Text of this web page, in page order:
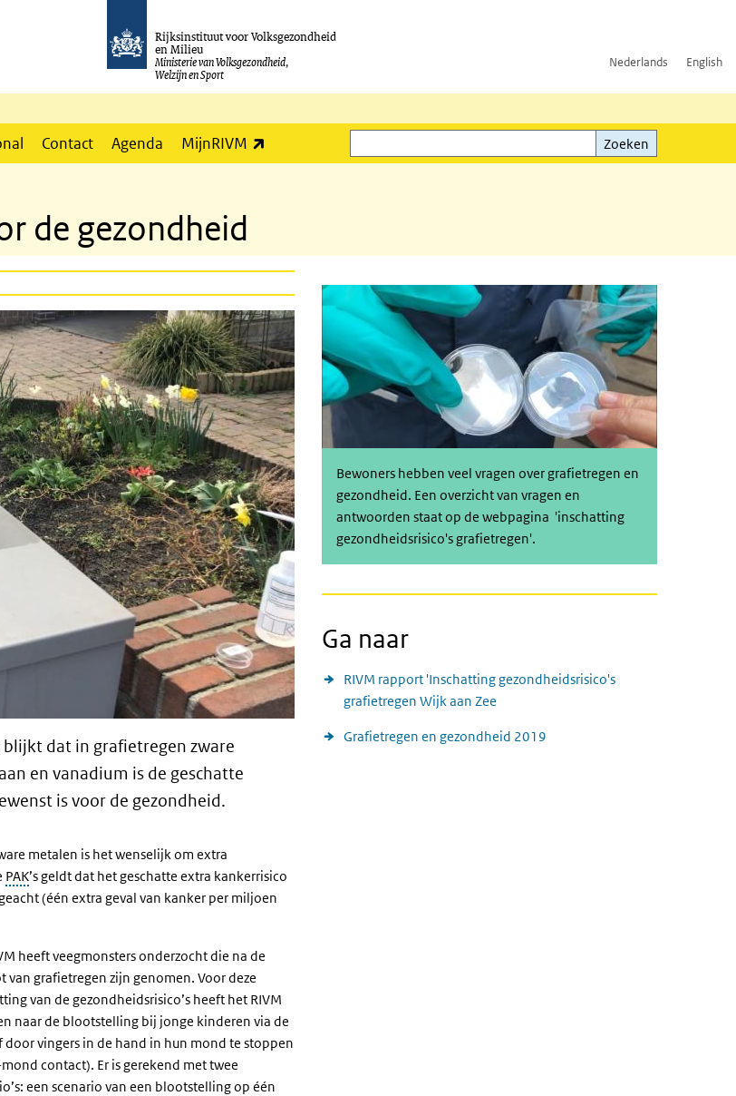
Rijksinstituut voor Volksgezondheid
en Milieu
Ministerie van Volksgezondheid,
Welzijn en Sport
Nederlands English
Contact Agenda MijnRIVM
Zoeken
Zoeken
de gezondheid
dat in grafietregen zware
en vanadium is de geschatte
is voor de gezondheid.
metalen is het wenselijk om extra
PAK’s geldt dat het geschatte extra kankerrisico
(één extra geval van kanker per miljoen
heeft veegmonsters onderzocht die na de
van grafietregen zijn genomen. Voor deze
van de gezondheidsrisico’s heeft het RIVM
naar de blootstelling bij jonge kinderen via de
door vingers in de hand in hun mond te stoppen
contact). Er is gerekend met twee
een scenario van een blootstelling op één
Informatie, veelgestelde vragen en antwoorden
Bewoners hebben veel vragen over grafietregen en
gezondheid. Een overzicht van vragen en
antwoorden staat op de webpagina 'inschatting
gezondheidsrisico's grafietregen'.
Ga naar
RIVM rapport 'Inschatting gezondheidsrisico's
grafietregen Wijk aan Zee
Grafietregen en gezondheid 2019